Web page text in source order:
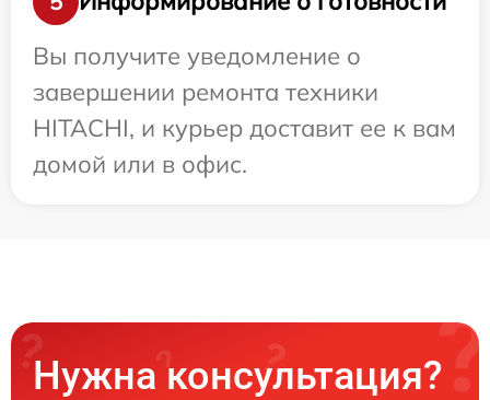
Вы получите уведомление о
завершении ремонта техники
HITACHI, и курьер доставит ее к вам
домой или в офис.
Нужна консультация?